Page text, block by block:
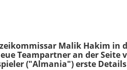
Malik Hakim in
Teampartner an der Seite
("Almania") erste